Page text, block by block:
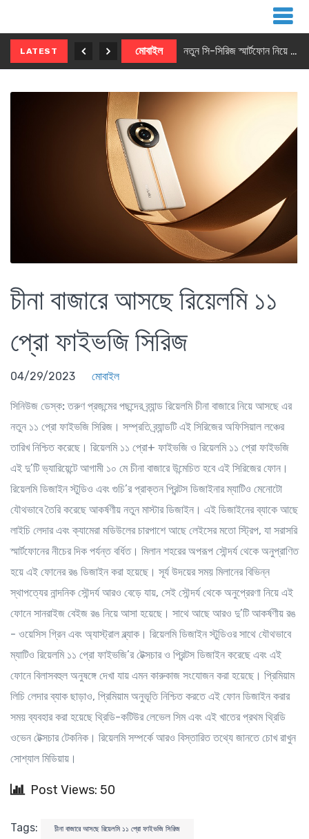
LATEST মোবাইল নতুন সি-সিরিজ স্মার্টফোন নিয়ে আসছে রিয়েলমি
চীনা বাজারে আসছে রিয়েলমি ১১
প্রো ফাইভজি সিরিজ
04/29/2023 মোবাইল
সিনিউজ ডেস্ক: তরুণ প্রজন্মের পছন্দের ব্র্যান্ড রিয়েলমি চীনা বাজারে নিয়ে আসছে এর
নতুন ১১ প্রো ফাইভজি সিরিজ। সম্প্রতি ব্র্যান্ডটি এই সিরিজের অফিসিয়াল লঞ্চের
তারিখ নিশ্চিত করেছে। রিয়েলমি ১১ প্রো+ ফাইভজি ও রিয়েলমি ১১ প্রো ফাইভজি
এই দু’টি ভ্যারিয়েন্টে আগামী ১০ মে চীনা বাজারে উন্মেচিত হবে এই সিরিজের ফোন।
রিয়েলমি ডিজাইন স্টুডিও এবং গুচি’র প্রাক্তন প্রিন্টস ডিজাইনার ম্যাটিও মেনোটো
যৌথভাবে তৈরি করেছে আকর্ষণীয় নতুন মাস্টার ডিজাইন। এই ডিজাইনের ব্যাকে আছে
লাইচি লেদার এবং ক্যামেরা মডিউলের চারপাশে আছে লেইসের মতো স্ট্রিপ, যা সরাসরি
স্মার্টফোনের নীচের দিক পর্যন্ত বর্ধিত। মিলান শহরের অপরূপ সৌন্দর্য থেকে অনুপ্রাণিত
হয়ে এই ফোনের রঙ ডিজাইন করা হয়েছে। সূর্য উদয়ের সময় মিলানের বিভিন্ন
স্থাপত্যের নান্দনিক সৌন্দর্য আরও বেড়ে যায়, সেই সৌন্দর্য থেকে অনুপ্রেরণা নিয়ে এই
ফোনে সানরাইজ বেইজ রঙ নিয়ে আসা হয়েছে। সাথে আছে আরও দু’টি আকর্ষণীয় রঙ
- ওয়েসিস গ্রিন এবং অ্যাস্ট্রাল ব্ল্যাক। রিয়েলমি ডিজাইন স্টুডিওর সাথে যৌথভাবে
ম্যাটিও রিয়েলমি ১১ প্রো ফাইভজি’র টেক্সচার ও প্রিন্টস ডিজাইন করেছে এবং এই
ফোনে বিলাসবহুল অনুষঙ্গে দেখা যায় এমন কারুকাজ সংযোজন করা হয়েছে। প্রিমিয়াম
লিচি লেদার ব্যাক ছাড়াও, প্রিমিয়াম অনুভূতি নিশ্চিত করতে এই ফোন ডিজাইন করার
সময় ব্যবহার করা হয়েছে থ্রিডি-কটিউর লেভেল সিম এবং এই খাতের প্রথম থ্রিডি
ওভেন টেক্সচার টেকনিক। রিয়েলমি সম্পর্কে আরও বিস্তারিত তথ্যে জানতে চোখ রাখুন
সোশ্যাল মিডিয়ায়।
Post Views: 50
Tags: চীনা বাজারে আসছে রিয়েলমি ১১ প্রো ফাইভজি সিরিজ